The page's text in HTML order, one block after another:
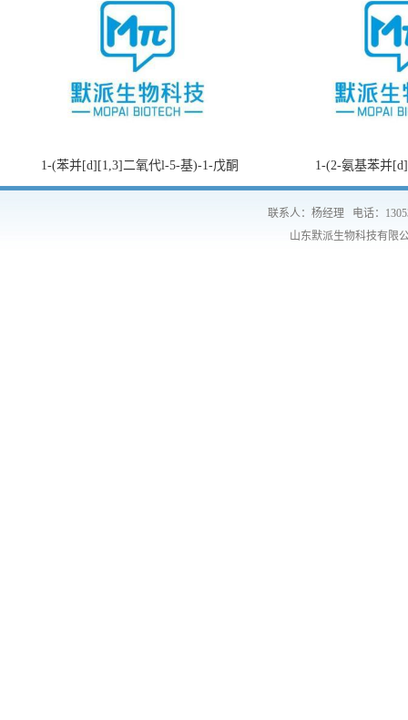
1-(苯并[d][1,3]二氧代l-5-基)-1-戊酮 1-(2-氨基苯并
联系人：杨经理 电话：
山东默派生物科技有限